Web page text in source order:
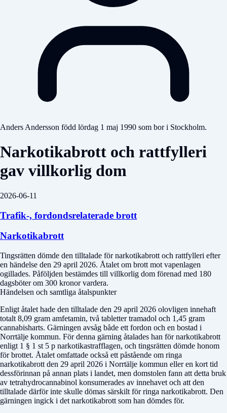
Anders Andersson född lördag 1 maj 1990 som bor i Stockholm.
Narkotikabrott och rattfylleri
gav villkorlig dom
2026-06-11
Trafik-, fordondsrelaterade brott
Narkotikabrott
Tingsrätten dömde den tilltalade för narkotikabrott och rattfylleri efter
en händelse den 29 april 2026. Åtalet om brott mot vapenlagen
ogillades. Påföljden bestämdes till villkorlig dom förenad med 180
dagsböter om 300 kronor vardera.
Händelsen och samtliga åtalspunkter
Enligt åtalet hade den tilltalade den 29 april 2026 olovligen innehaft
totalt 8,09 gram amfetamin, två tabletter tramadol och 1,45 gram
cannabisharts. Gärningen avsåg både ett fordon och en bostad i
Norrtälje kommun. För denna gärning åtalades han för narkotikabrott
enligt 1 § 1 st 5 p narkotikastrafflagen, och tingsrätten dömde honom
för brottet. Åtalet omfattade också ett påstående om ringa
narkotikabrott den 29 april 2026 i Norrtälje kommun eller en kort tid
dessförinnan på annan plats i landet, men domstolen fann att detta bruk
av tetrahydrocannabinol konsumerades av innehavet och att den
tilltalade därför inte skulle dömas särskilt för ringa narkotikabrott. Den
gärningen ingick i det narkotikabrott som han dömdes för.